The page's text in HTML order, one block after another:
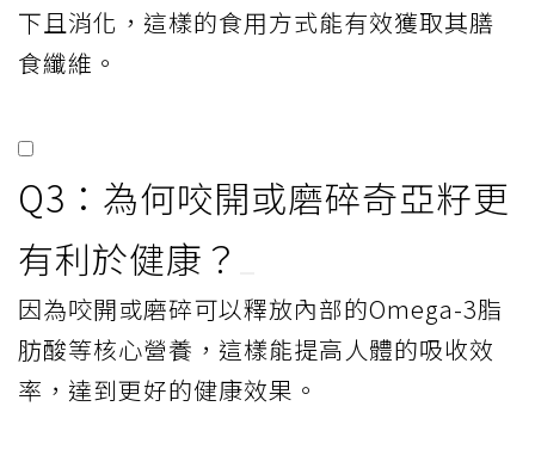
下且消化，這樣的食用方式能有效獲取其膳
食纖維。
Q3：為何咬開或磨碎奇亞籽更
有利於健康？
因為咬開或磨碎可以釋放內部的Omega-3脂
肪酸等核心營養，這樣能提高人體的吸收效
率，達到更好的健康效果。